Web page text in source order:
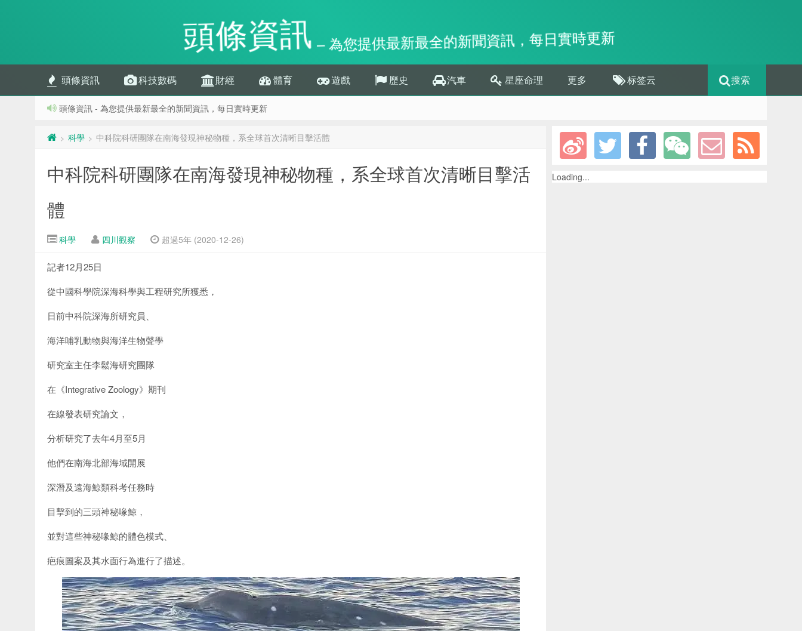
頭條資訊– 為您提供最新最全的新聞資訊，每日實時更新
頭條資訊 科技數碼 財經 體育 遊戲 歷史 汽車 星座命理 更多 标签云 搜索
頭條資訊 - 為您提供最新最全的新聞資訊，每日實時更新
> 科學 > 中科院科研團隊在南海發現神秘物種，系全球首次清晰目擊活體
中科院科研團隊在南海發現神秘物種，系全球首次清晰目擊活
體
科學 四川觀察 超過5年 (2020-12-26)
記者12月25日
從中國科學院深海科學與工程研究所獲悉，
日前中科院深海所研究員、
海洋哺乳動物與海洋生物聲學
研究室主任李鬆海研究團隊
在《Integrative Zoology》期刊
在線發表研究論文，
分析研究了去年4月至5月
他們在南海北部海域開展
深潛及遠海鯨類科考任務時
目擊到的三頭神秘喙鯨，
並對這些神秘喙鯨的體色模式、
疤痕圖案及其水面行為進行了描述。
Loading...